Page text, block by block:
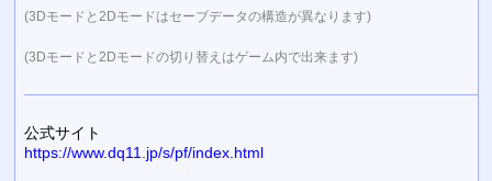
(3Dモードと2Dモードはセーブデータの構造が異なります)
(3Dモードと2Dモードの切り替えはゲーム内で出来ます)
公式サイト
https://www.dq11.jp/s/pf/index.html